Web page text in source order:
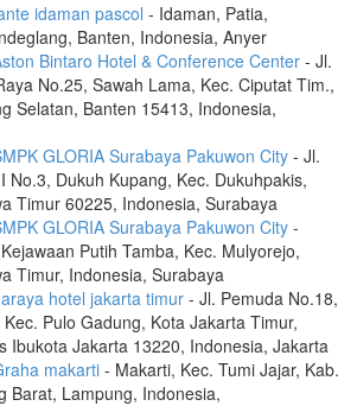
idaman pascol - Idaman, Patia,
Banten, Indonesia, Anyer
Bintaro Hotel & Conference Center - Jl.
No.25, Sawah Lama, Kec. Ciputat Tim.,
Selatan, Banten 15413, Indonesia,
GLORIA Surabaya Pakuwon City - Jl.
No.3, Dukuh Kupang, Kec. Dukuhpakis,
Timur 60225, Indonesia, Surabaya
GLORIA Surabaya Pakuwon City -
Putih Tamba, Kec. Mulyorejo,
Timur, Indonesia, Surabaya
hotel jakarta timur - Jl. Pemuda No.18,
Pulo Gadung, Kota Jakarta Timur,
Ibukota Jakarta 13220, Indonesia, Jakarta
makarti - Makarti, Kec. Tumi Jajar, Kab.
Barat, Lampung, Indonesia,